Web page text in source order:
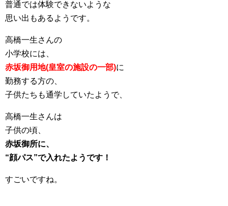
普通では体験できないような
思い出もあるようです。
高橋一生さんの
小学校には、
赤坂御用地(皇室の施設の一部)に
勤務する方の、
子供たちも通学していたようで、
高橋一生さんは
子供の頃、
赤坂御所に、
“顔パス”で入れたようです！
すごいですね。